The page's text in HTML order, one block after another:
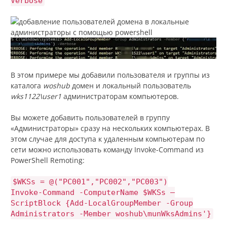
В этом примере мы добавили пользователя и группы из
каталога woshub домен и локальный пользователь
wks1122\user1 администраторам компьютеров.
Вы можете добавить пользователей в группу
«Администраторы» сразу на нескольких компьютерах. В
этом случае для доступа к удаленным компьютерам по
сети можно использовать команду Invoke-Command из
PowerShell Remoting:
$WKSs = @("PC001","PC002","PC003")
Invoke-Command -ComputerName $WKSs –
ScriptBlock {Add-LocalGroupMember -Group
Administrators -Member woshub\munWksAdmins'}